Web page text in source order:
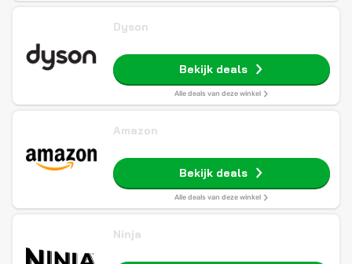
Dyson
Bekijk deals
Alle deals van deze winkel
Amazon
Bekijk deals
Alle deals van deze winkel
Ninja